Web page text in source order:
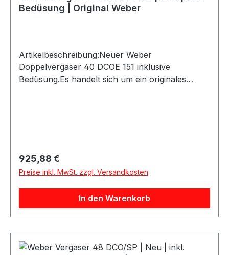
Bedüsung | Original Weber
Artikelbeschreibung:Neuer Weber
Doppelvergaser 40 DCOE 151 inklusive
Bedüsung.Es handelt sich um ein originales
40 DCOE 151Zustand: NeuAusführung:
DoppelvergaserInklusive: Bedüsung /
DüsenHerstellercode: 19550174Original Weber
ProduktLieferumfang: 1 Vergaser inkl. Bedüsung
Regulärer Preis:
925,88 €
Preise inkl. MwSt. zzgl. Versandkosten
In den Warenkorb